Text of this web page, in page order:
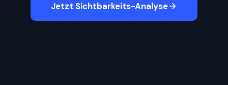
Jetzt Sichtbarkeits-Analyse